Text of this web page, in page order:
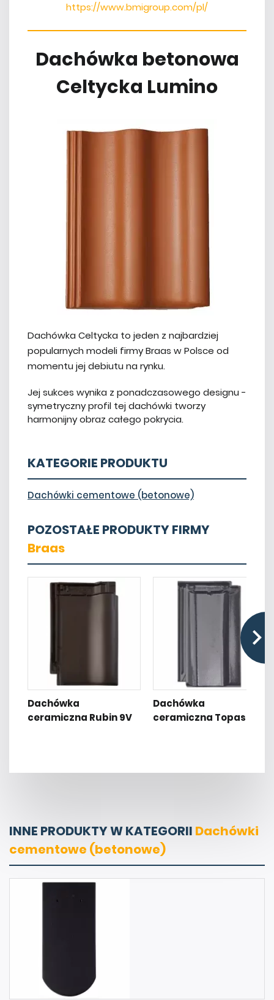
https://www.bmigroup.com/pl/
Dachówka betonowa
Celtycka Lumino
Dachówka Celtycka to jeden z najbardziej
popularnych modeli firmy Braas w Polsce od
momentu jej debiutu na rynku.
Jej sukces wynika z ponadczasowego designu -
symetryczny profil tej dachówki tworzy
harmonijny obraz całego pokrycia.
KATEGORIE PRODUKTU
Dachówki cementowe (betonowe)
POZOSTAŁE PRODUKTY FIRMY
Braas
Dachówka
ceramiczna Rubin 9V
Dachówka
ceramiczna Topas 11V
INNE PRODUKTY W KATEGORII Dachówki
cementowe (betonowe)